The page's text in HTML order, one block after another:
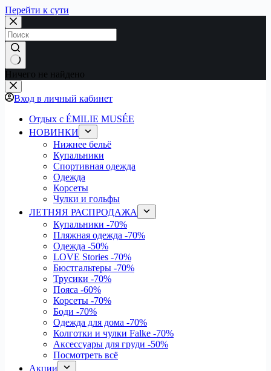
Перейти к сути
Ничего не найдено
Вход в личный кабинет
Отдых с ÉMILIE MUSÉE
НОВИНКИ
Нижнее бельё
Купальники
Спортивная одежда
Одежда
Корсеты
Чулки и гольфы
ЛЕТНЯЯ РАСПРОДАЖА
Купальники -70%
Пляжная одежда -70%
Одежда -50%
LOVE Stories -70%
Бюстгальтеры -70%
Трусики -70%
Пояса -60%
Корсеты -70%
Боди -70%
Одежда для дома -70%
Колготки и чулки Falke -70%
Аксессуары для груди -50%
Посмотреть всё
Акции